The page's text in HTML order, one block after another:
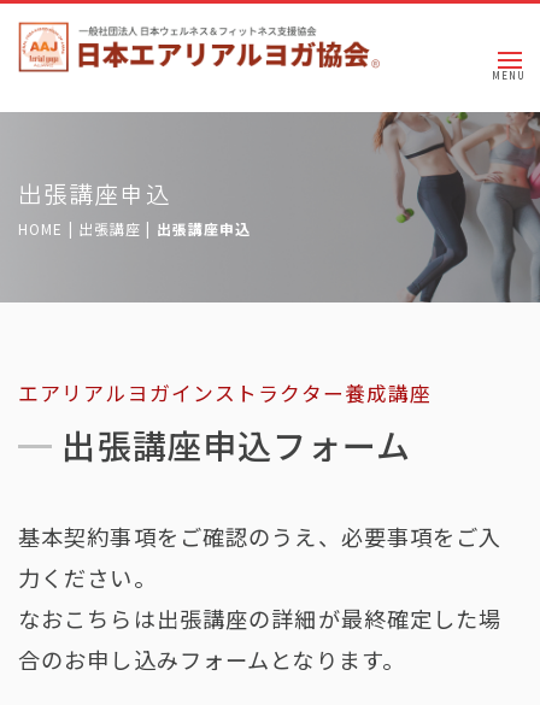
出張講座申込
HOME | 出張講座 | 出張講座申込
エアリアルヨガインストラクター養成講座
出張講座申込フォーム
基本契約事項をご確認のうえ、必要事項をご入
力ください。
なおこちらは出張講座の詳細が最終確定した場
合のお申し込みフォームとなります。